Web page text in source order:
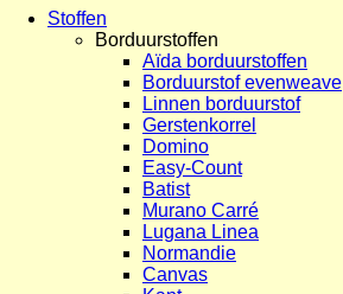
Stoffen
Borduurstoffen
Aïda borduurstoffen
Borduurstof evenweave
Linnen borduurstof
Gerstenkorrel
Domino
Easy-Count
Batist
Murano Carré
Lugana Linea
Normandie
Canvas